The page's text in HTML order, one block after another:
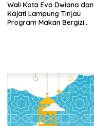
Wali Kota Eva Dwiana dan
Kajati Lampung Tinjau
Program Makan Bergizi